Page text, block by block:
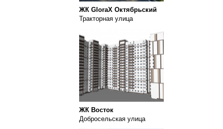
ЖК GloraX Октябрьский
Тракторная улица
ЖК Восток
Добросельская улица